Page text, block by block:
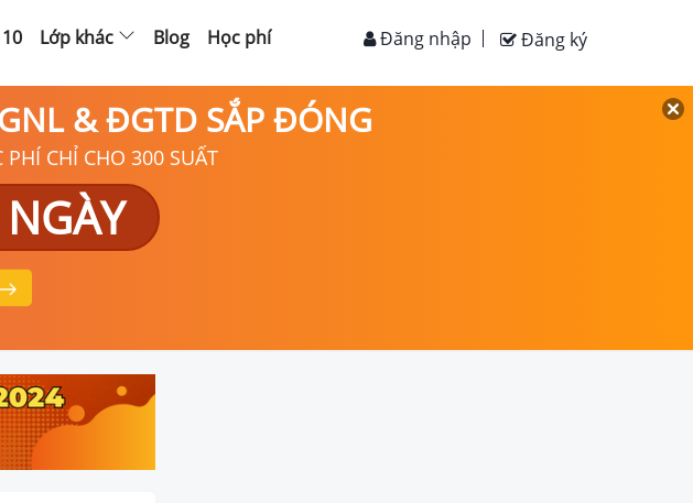
Lớp khác Blog Học phí Đăng ký
Đăng nhập
& ĐGTD SẮP ĐÓNG
CHỈ CHO 300 SUẤT